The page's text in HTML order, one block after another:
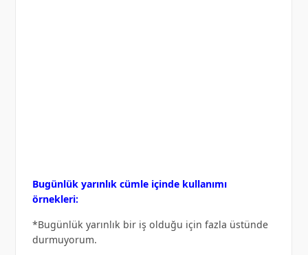
Bugünlük yarınlık cümle içinde kullanımı
örnekleri:
*Bugünlük yarınlık bir iş olduğu için fazla üstünde
durmuyorum.